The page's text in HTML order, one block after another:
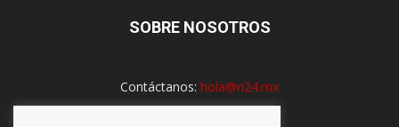
SOBRE NOSOTROS
Contáctanos: hola@n24.mx